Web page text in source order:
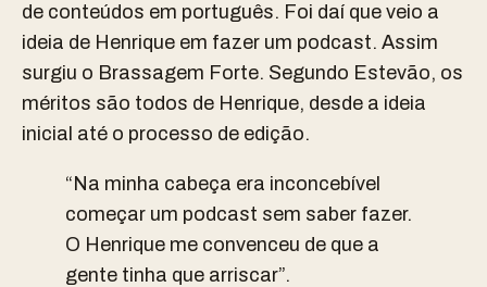
de conteúdos em português. Foi daí que veio a
ideia de Henrique em fazer um podcast. Assim
surgiu o Brassagem Forte. Segundo Estevão, os
méritos são todos de Henrique, desde a ideia
inicial até o processo de edição.
“Na minha cabeça era inconcebível
começar um podcast sem saber fazer.
O Henrique me convenceu de que a
gente tinha que arriscar”.